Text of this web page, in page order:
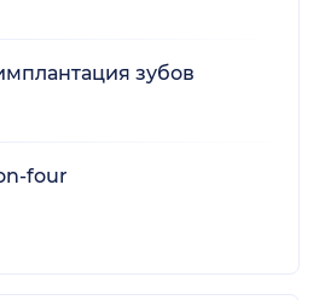
зубов
four